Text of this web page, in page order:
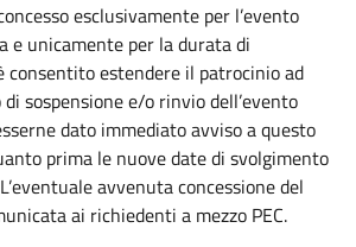
esclusivamente per l’evento
e unicamente per la durata di
consentito estendere il patrocinio ad
sospensione e/o rinvio dell’evento
dato immediato avviso a questo
prima le nuove date di svolgimento
avvenuta concessione del
ai richiedenti a mezzo PEC.